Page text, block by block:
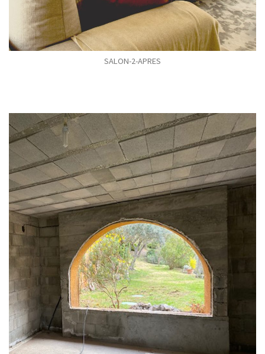
SALON-2-APRES